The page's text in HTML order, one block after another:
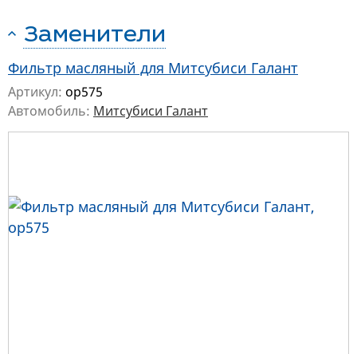
Заменители
Фильтр масляный для Митсубиси Галант
Артикул: op575
Автомобиль: Митсубиси Галант